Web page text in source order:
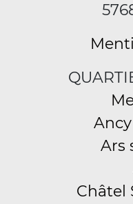
Ars
Châtel